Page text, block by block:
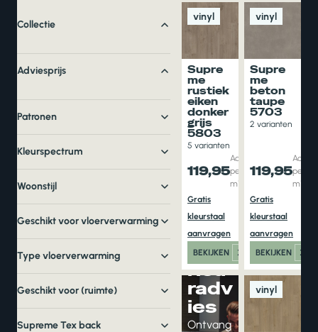
Collectie
Adviesprijs
Patronen
Kleurspectrum
Woonstijl
Geschikt voor vloerverwarming
Type vloerverwarming
Geschikt voor (ruimte)
Supreme Tex back
vinyl
Supre
me
rustiek
eiken
donker
grijs
5803
5 varianten
119,95
Adviesprijs
per aantal
m1
Gratis
kleurstaal
aanvragen
BEKIJKEN
vinyl
Supre
me
beton
taupe
5703
2 varianten
119,95per
m1
Gratis
kleurstaal
aanvragen
BEKIJKEN
Per
soo
nlijk
inte
rieu
radv
ies
Ontvang
vinyl